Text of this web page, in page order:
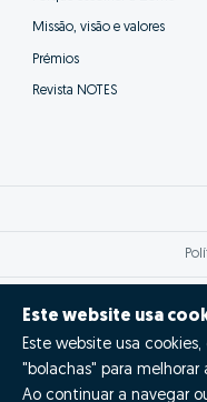
Missão, visão e valores
Prémios
Revista NOTES
Este website usa
Este website usa
"bolachas" para melhorar
Ao continuar a navegar